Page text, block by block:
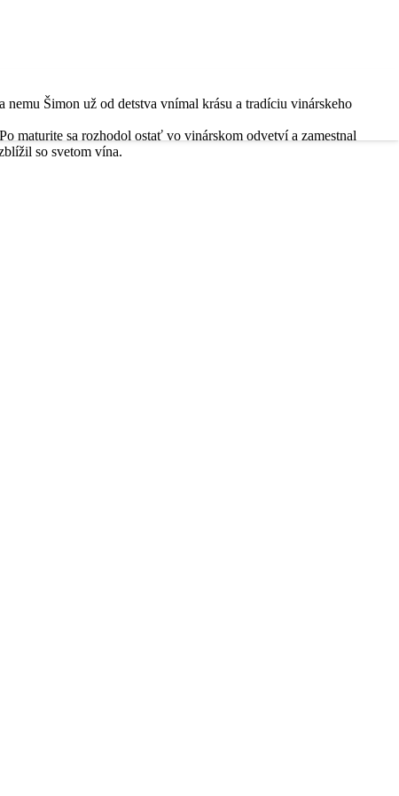
Šimon už od detstva vnímal krásu a tradíciu vinárskeho
maturite sa rozhodol ostať vo vinárskom odvetví a zamestnal
so svetom vína.